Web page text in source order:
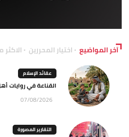
آخر المواضيع اختيار المحررين
عقائد الإسلام
القناعة في روايات
07/08/2026
التقارير المصورة